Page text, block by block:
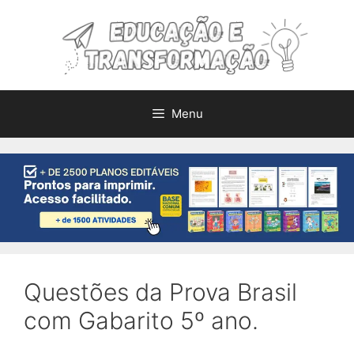
Menu
Questões da Prova Brasil
com Gabarito 5º ano.